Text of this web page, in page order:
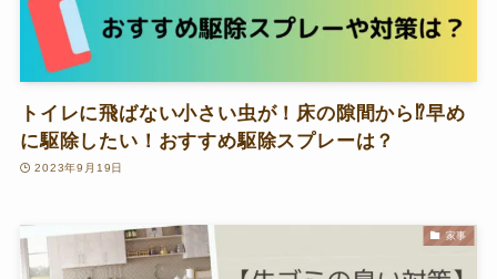
トイレに飛ばない小さい虫が！床の隙間から⁉早め
に駆除したい！おすすめ駆除スプレーは？
2023年9月19日
家事